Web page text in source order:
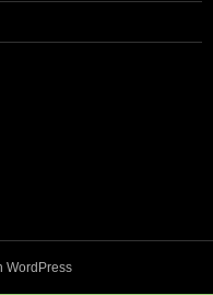
WordPress